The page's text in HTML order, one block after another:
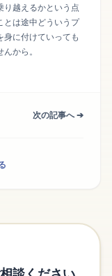
り越えるかという点
とは途中どういうプ
身に付けていっても
から。
次の記事へ ➔